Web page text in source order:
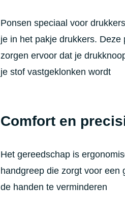
Ponsen speciaal voor
je in het pakje drukkers.
zorgen ervoor dat je
je stof vastgeklonken wordt
Comfort en
Het gereedschap is
handgreep die zorgt voor een
de handen te verminderen